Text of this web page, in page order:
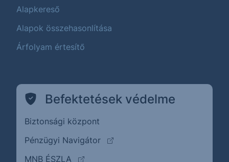
Alapkereső
Alapok összehasonlítása
Árfolyam értesítő
Befektetések védelme
Biztonsági központ
Pénzügyi Navigátor
(külső oldalra ugrik)
MNB ÉSZLA
(külső oldalra ugrik)